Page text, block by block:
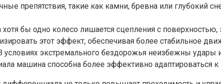
препятствия, такие как камни, бревна или
бы одно колесо лишается сцепления с
этот эффект, обеспечивая более стабильное
экстремального бездорожья неизбежны удары
машина способна более эффективно